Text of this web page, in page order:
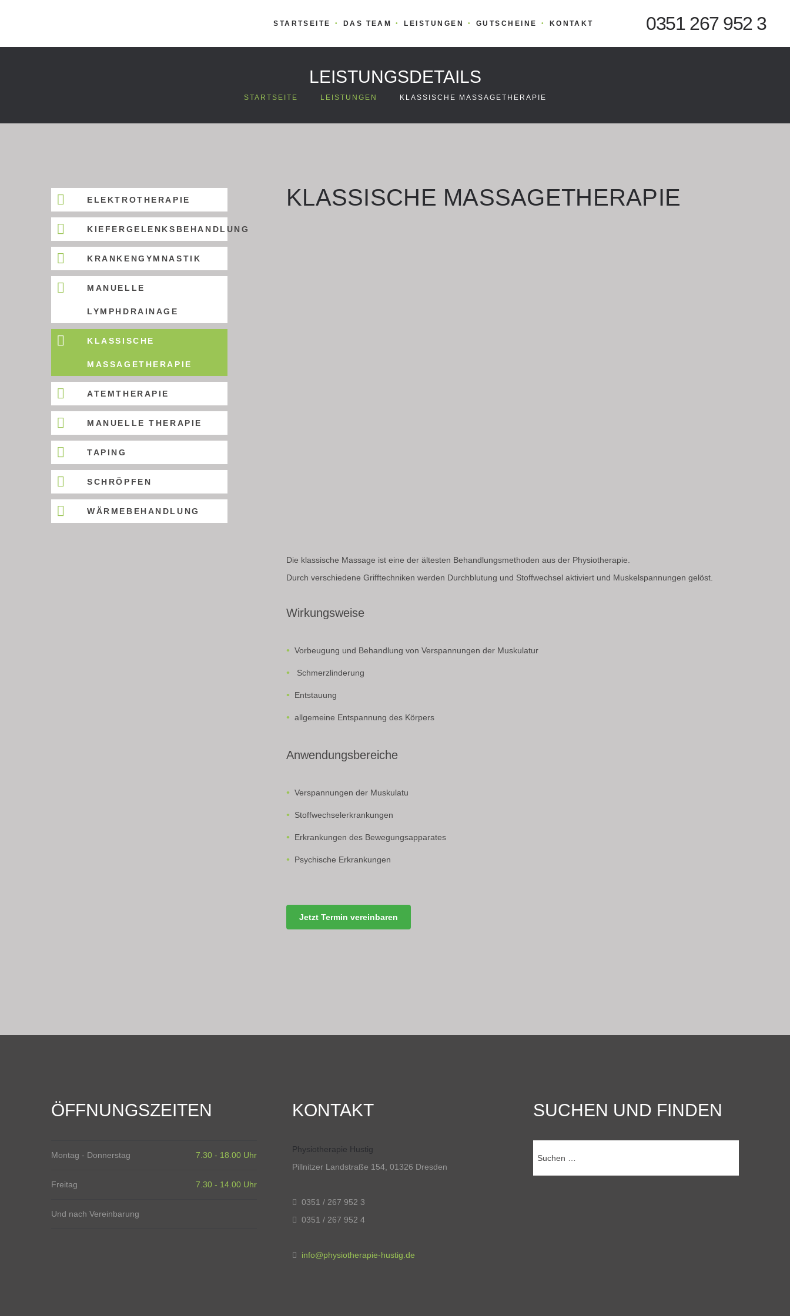
0351 267 952 3
STARTSEITE DAS TEAM LEISTUNGEN GUTSCHEINE KONTAKT
LEISTUNGSDETAILS
STARTSEITE LEISTUNGEN KLASSISCHE MASSAGETHERAPIE
ELEKTROTHERAPIE
KIEFERGELENKSBEHANDLUNG
KRANKENGYMNASTIK
MANUELLE
LYMPHDRAINAGE
KLASSISCHE
MASSAGETHERAPIE
ATEMTHERAPIE
MANUELLE THERAPIE
TAPING
SCHRÖPFEN
WÄRMEBEHANDLUNG
KLASSISCHE MASSAGETHERAPIE
Die klassische Massage ist eine der ältesten Behandlungsmethoden aus der Physiotherapie.
Durch verschiedene Grifftechniken werden Durchblutung und Stoffwechsel aktiviert und Muskelspannungen gelöst.
Wirkungsweise
Vorbeugung und Behandlung von Verspannungen der Muskulatur
Schmerzlinderung
Entstauung
allgemeine Entspannung des Körpers
Anwendungsbereiche
Verspannungen der Muskulatu
Stoffwechselerkrankungen
Erkrankungen des Bewegungsapparates
Psychische Erkrankungen
Jetzt Termin vereinbaren
ÖFFNUNGSZEITEN
Montag - Donnerstag 7.30 - 18.00 Uhr
Freitag 7.30 - 14.00 Uhr
Und nach Vereinbarung
KONTAKT
Physiotherapie Hustig
Pillnitzer Landstraße 154, 01326 Dresden
0351 / 267 952 3
0351 / 267 952 4
info@physiotherapie-hustig.de
SUCHEN UND FINDEN